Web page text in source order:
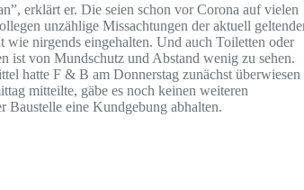
erklärt er. Die seien schon vor Corona auf vielen
unzählige Missachtungen der aktuell
nirgends eingehalten. Und auch Toiletten oder
ist von Mundschutz und Abstand wenig zu sehen.
hatte F & B am Donnerstag zunächst überwiesen
mitteilte, gäbe es noch keinen weiteren
Baustelle eine Kundgebung abhalten.